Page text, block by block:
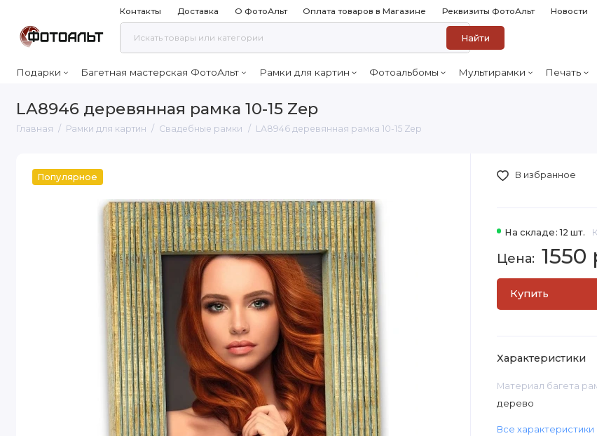
Контакты Доставка О ФотоАльт Оплата товаров в Магазине Реквизиты ФотоАльт Новости
Найти
Подарки Багетная мастерская ФотоАльт Рамки для картин Фотоальбомы Мультирамки Печать
LA8946 деревянная рамка 10-15 Zep
Главная Рамки для картин Свадебные рамки LA8946 деревянная рамка 10-15 Zep
Популярное
На складе: 12 шт.
1550
Купить
В избранное
Характеристики
Материал багета
дерево
Все характеристики